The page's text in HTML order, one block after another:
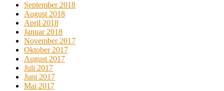
September 2018
August 2018
April 2018
Januar 2018
November 2017
Oktober 2017
August 2017
Juli 2017
Juni 2017
Mai 2017